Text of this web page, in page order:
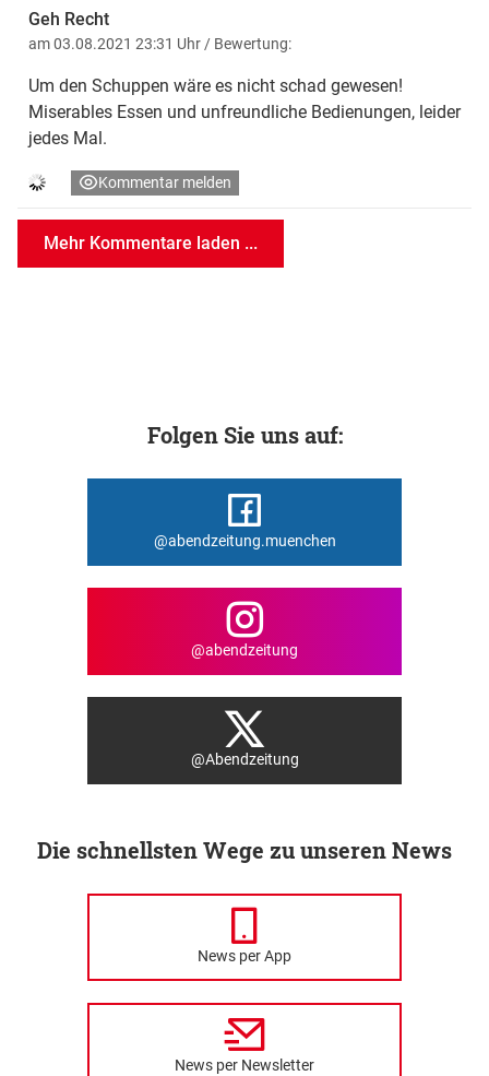
Geh Recht
am 03.08.2021 23:31 Uhr / Bewertung:
Um den Schuppen wäre es nicht schad gewesen!
Miserables Essen und unfreundliche Bedienungen, leider
jedes Mal.
Kommentar melden
Mehr Kommentare laden ...
Folgen Sie uns auf:
@abendzeitung.muenchen
@abendzeitung
@Abendzeitung
Die schnellsten Wege zu unseren News
News per App
News per Newsletter